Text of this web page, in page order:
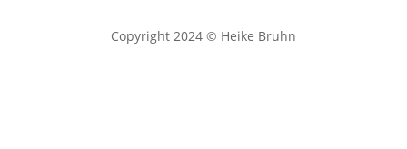
Copyright 2024 © Heike Bruhn